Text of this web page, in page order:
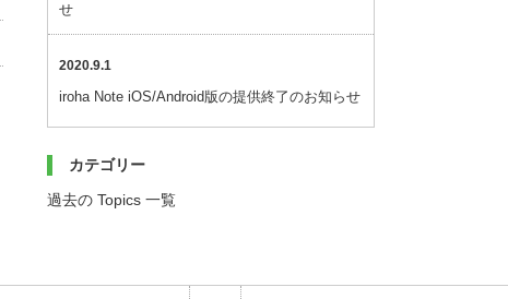
せ
2020.9.1
iroha Note iOS/Android版の提供終了のお知らせ
カテゴリー
過去の Topics 一覧